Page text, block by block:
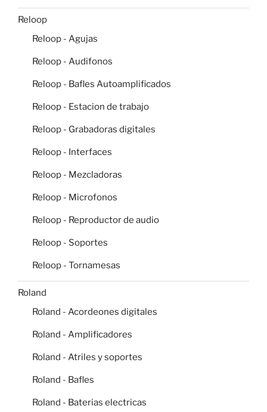
Reloop
Reloop - Agujas
Reloop - Audifonos
Reloop - Bafles Autoamplificados
Reloop - Estacion de trabajo
Reloop - Grabadoras digitales
Reloop - Interfaces
Reloop - Mezcladoras
Reloop - Microfonos
Reloop - Reproductor de audio
Reloop - Soportes
Reloop - Tornamesas
Roland
Roland - Acordeones digitales
Roland - Amplificadores
Roland - Atriles y soportes
Roland - Bafles
Roland - Baterias electricas